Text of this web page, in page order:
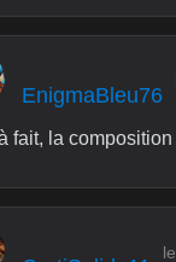
EnigmaBleu76
à fait, la